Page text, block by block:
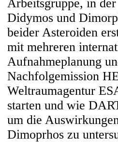
Arbeitsgruppe, in
Didymos und
beider Asteroiden
mit mehreren
Aufnahmeplanung
Nachfolgemission
Weltraumagentur
starten und wie
um die
Dimoprhos zu